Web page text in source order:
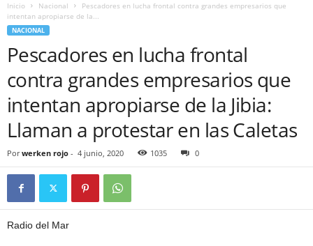
Inicio Nacional
Pescadores en lucha frontal contra grandes empresarios que
intentan apropiarse de la...
NACIONAL
Pescadores en lucha frontal
contra grandes empresarios que
intentan apropiarse de la Jibia:
Llaman a protestar en las Caletas
Por werken rojo - 4 junio, 2020 1035 0
Radio del Mar